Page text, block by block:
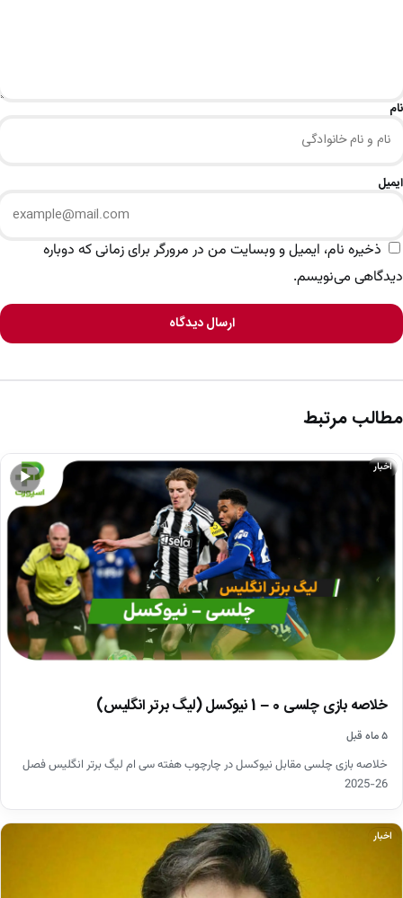
نام
ایمیل
ذخیره نام، ایمیل و وبسایت من در مرورگر برای زمانی که دوباره
دیدگاهی می‌نویسم.
ارسال دیدگاه
مطالب مرتبط
▶
اخبار
خلاصه بازی چلسی 0 – 1 نیوکسل (لیگ برتر انگلیس)
۵ ماه قبل
خلاصه بازی چلسی مقابل نیوکسل در چارچوب هفته سی ام لیگ برتر انگلیس فصل
26-2025
اخبار